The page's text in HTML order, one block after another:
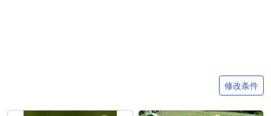
修改条件